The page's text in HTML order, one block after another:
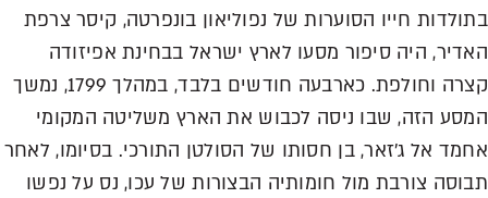
בתולדות חייו הסוערות של נפוליאון בונפרטה, קיסר צרפת
האדיר, היה סיפור מסעו לארץ ישראל בבחינת אפיזודה
קצרה וחולפת. כארבעה חודשים בלבד, במהלך 1799, נמשך
המסע הזה, שבו ניסה לכבוש את הארץ משליטה המקומי
אחמד אל ג'זאר, בן חסותו של הסולטן התורכי. בסיומו, לאחר
תבוסה צורבת מול חומותיה הבצורות של עכו, נס על נפשו